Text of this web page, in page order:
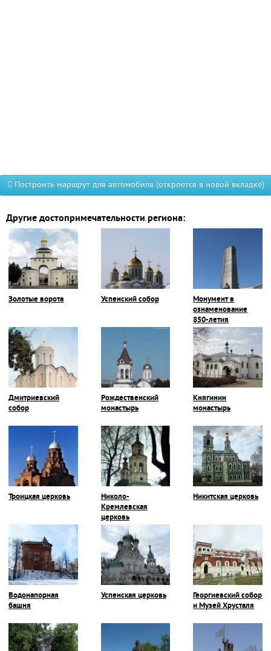
Построить маршрут для автомобиля (откроется в новой вкладке)
Другие достопримечательности региона:
Золотые ворота Успенский собор
Монумент в
ознаменование
850-летия
Владимира
Дмитриевский
собор
Рождественский
монастырь
Княгинин
монастырь
Троицкая церковь
Николо-
Кремлевская
церковь
Никитская церковь
Водонапорная
башня
Успенская церковь
Георгиевский собор
и Музей Хрусталя